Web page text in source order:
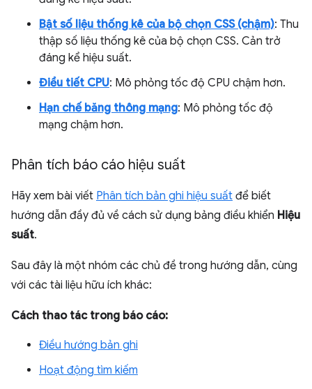
Bật số liệu thống kê của bộ chọn CSS (chậm): Thu
thập số liệu thống kê của bộ chọn CSS. Cản trở
đáng kể hiệu suất.
Điều tiết CPU: Mô phỏng tốc độ CPU chậm hơn.
Hạn chế băng thông mạng: Mô phỏng tốc độ
mạng chậm hơn.
Phân tích báo cáo hiệu suất
Hãy xem bài viết Phân tích bản ghi hiệu suất để biết
hướng dẫn đầy đủ về cách sử dụng bảng điều khiển Hiệu
suất.
Sau đây là một nhóm các chủ đề trong hướng dẫn, cùng
với các tài liệu hữu ích khác:
Cách thao tác trong báo cáo:
Điều hướng bản ghi
Hoạt động tìm kiếm